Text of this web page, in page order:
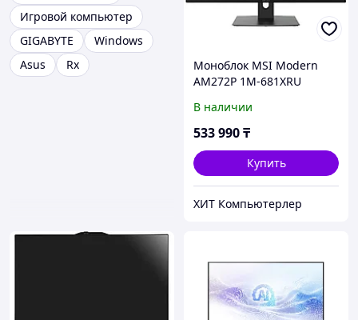
Игровой компьютер
GIGABYTE
Windows
Asus
Rx
Моноблок MSI Modern
AM272P 1M-681XRU
В наличии
533 990₸
Купить
ХИТ Компьютерлер